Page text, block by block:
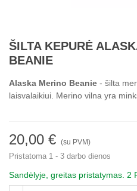
ŠILTA KEPURĖ
BEANIE
Alaska Merino Beanie ​- šilta
laisvalaikiui. Merino vilna yra
20,00 € (su PVM)
Pristatoma 1 - 3 darbo dienos
Sandėlyje, greitas pristatymas. 2